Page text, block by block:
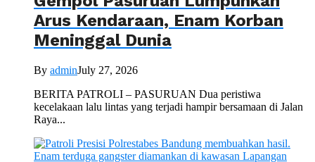
Arus Kendaraan, Enam Korban
Meninggal Dunia
By adminJuly 27, 2026
BERITA PATROLI – PASURUAN Dua peristiwa
kecelakaan lalu lintas yang terjadi hampir bersamaan di Jalan
Raya...